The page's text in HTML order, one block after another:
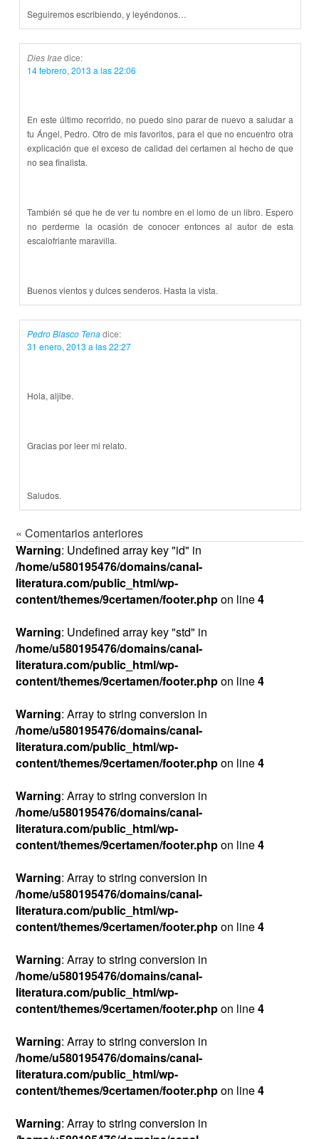
Seguiremos escribiendo, y leyéndonos…
Dies Irae dice:
14 febrero, 2013 a las 22:06
En este último recorrido, no puedo sino parar de nuevo a saludar a
tu Ángel, Pedro. Otro de mis favoritos, para el que no encuentro otra
explicación que el exceso de calidad del certamen al hecho de que
no sea finalista.
También sé que he de ver tu nombre en el lomo de un libro. Espero
no perderme la ocasión de conocer entonces al autor de esta
escalofriante maravilla.
Buenos vientos y dulces senderos. Hasta la vista.
Pedro Blasco Tena dice:
31 enero, 2013 a las 22:27
Hola, aljibe.
Gracias por leer mi relato.
Saludos.
« Comentarios anteriores
Warning: Undefined array key "id" in
/home/u580195476/domains/canal-
literatura.com/public_html/wp-
content/themes/9certamen/footer.phpon line4
Warning: Undefined array key "std" in
/home/u580195476/domains/canal-
literatura.com/public_html/wp-
content/themes/9certamen/footer.phpon line4
Warning: Array to string conversion in
/home/u580195476/domains/canal-
literatura.com/public_html/wp-
content/themes/9certamen/footer.phpon line4
Warning: Array to string conversion in
/home/u580195476/domains/canal-
literatura.com/public_html/wp-
content/themes/9certamen/footer.phpon line4
Warning: Array to string conversion in
/home/u580195476/domains/canal-
literatura.com/public_html/wp-
content/themes/9certamen/footer.phpon line4
Warning: Array to string conversion in
/home/u580195476/domains/canal-
literatura.com/public_html/wp-
content/themes/9certamen/footer.phpon line4
Warning: Array to string conversion in
/home/u580195476/domains/canal-
literatura.com/public_html/wp-
content/themes/9certamen/footer.phpon line4
Warning: Array to string conversion in